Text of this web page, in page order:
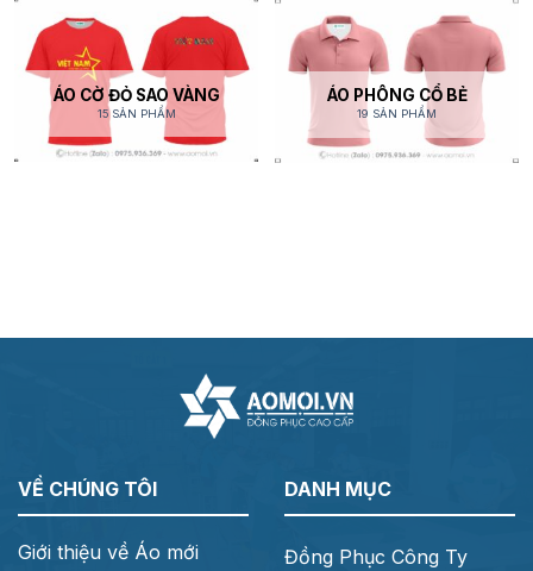
ÁO CỜ ĐỎ SAO VÀNG
15 SẢN PHẨM
ÁO PHÔNG CỔ BẺ
19 SẢN PHẨM
VỀ CHÚNG TÔI
Giới thiệu về Áo mới
DANH MỤC
Đồng Phục Công Ty